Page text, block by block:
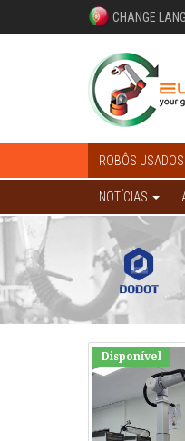
CHANGE
ROBÔS USADOS
NOTÍCIAS
Disponível